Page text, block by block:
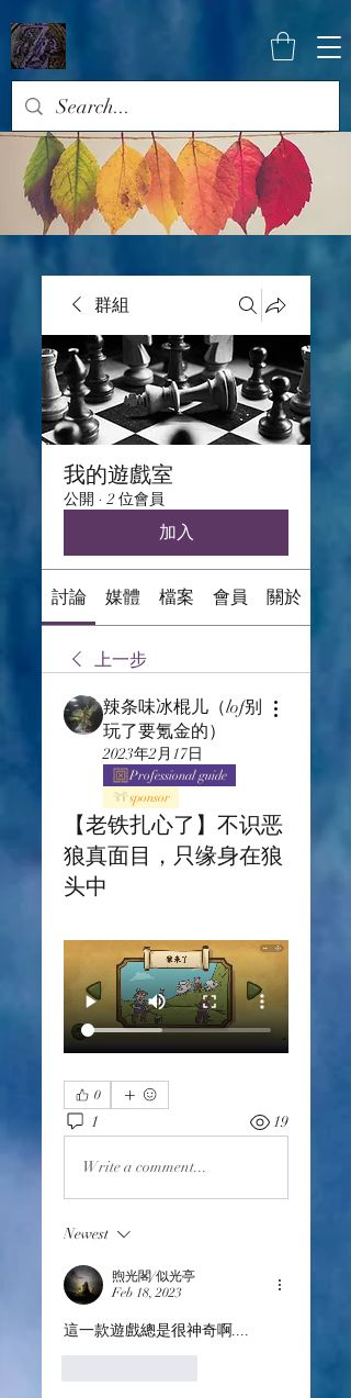
群組
我的遊戲室
公開 · 2 位會員
加入
討論 媒體 檔案 會員 關於
上一步
辣条味冰棍儿（lof别
玩了要氪金的）
2023年2月17日
Professional guide
sponsor
【老铁扎心了】不识恶
狼真面目，只缘身在狼
头中
0
1 19
Write a comment...
Newest
煦光閣/似光亭
Feb 18, 2023
這一款遊戲總是很神奇啊....